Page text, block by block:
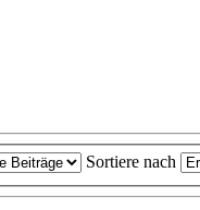
Sortiere nach